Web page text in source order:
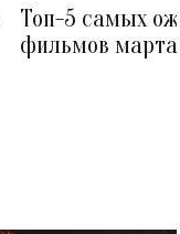
Топ-5 самых
фильмов